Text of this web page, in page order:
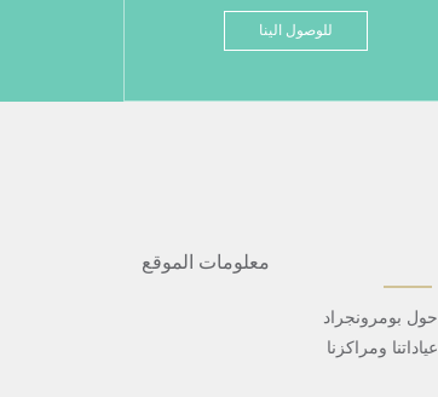
للوصول الينا
معلومات الموقع
حول بومرونجراد
عياداتنا ومراكزنا